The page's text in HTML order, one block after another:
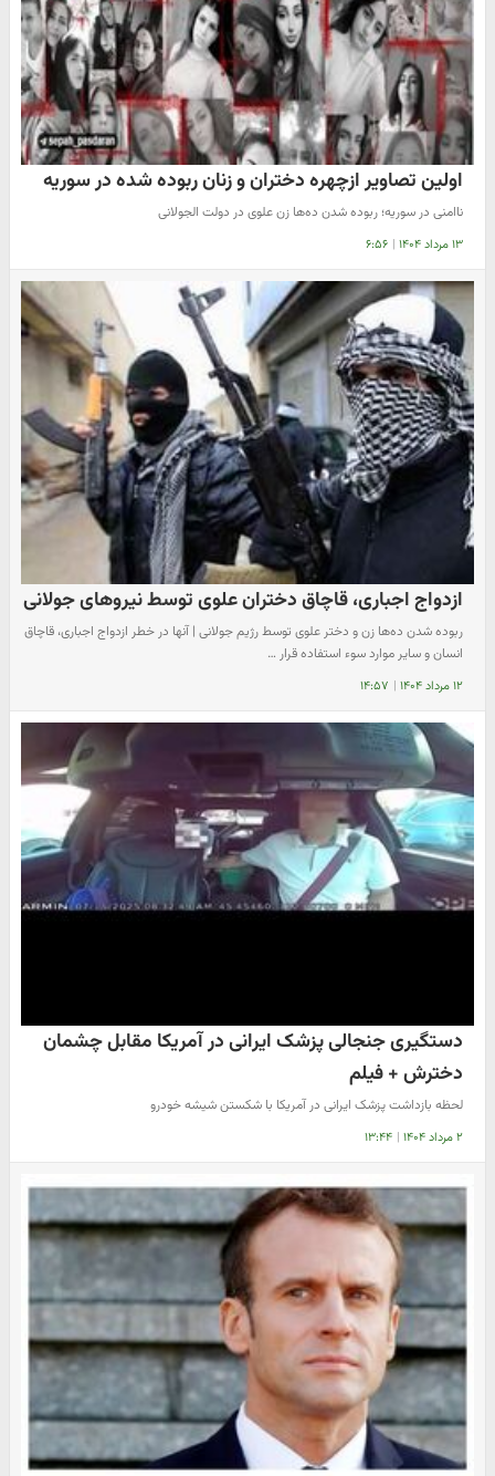
اولین تصاویر ازچهره دختران و زنان ربوده شده در سوریه
️ناامنی در سوریه؛ ربوده شدن ‌ده‌ها زن علوی در دولت الجولانی
۱۳ مرداد ۱۴۰۴ | ۶:۵۶
ازدواج اجباری، قاچاق دختران علوی توسط نیروهای جولانی
ربوده شدن ده‌ها زن و دختر علوی توسط رژیم جولانی | آنها در خطر ازدواج اجباری، قاچاق
انسان و سایر موارد سوء استفاده قرار …
۱۲ مرداد ۱۴۰۴ | ۱۴:۵۷
دستگیری جنجالی پزشک ایرانی در آمریکا مقابل چشمان
دخترش + فیلم
لحظه بازداشت پزشک ایرانی در آمریکا با شکستن شیشه خودرو
۲ مرداد ۱۴۰۴ | ۱۳:۴۴